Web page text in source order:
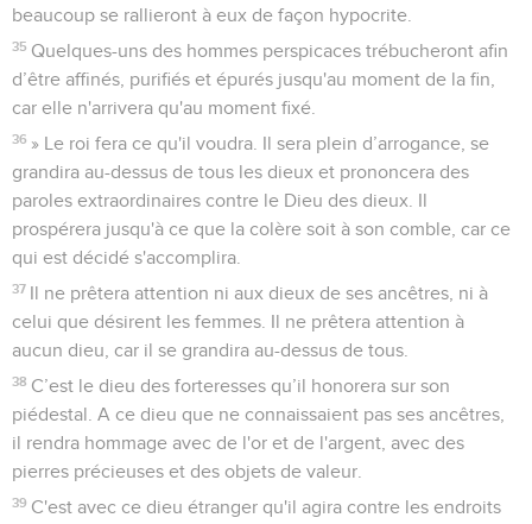
beaucoup se rallieront à eux de façon hypocrite.
35 Quelques-uns des hommes perspicaces trébucheront afin
d’être affinés, purifiés et épurés jusqu'au moment de la fin,
car elle n'arrivera qu'au moment fixé.
36 » Le roi fera ce qu'il voudra. Il sera plein d’arrogance, se
grandira au-dessus de tous les dieux et prononcera des
paroles extraordinaires contre le Dieu des dieux. Il
prospérera jusqu'à ce que la colère soit à son comble, car ce
qui est décidé s'accomplira.
37 Il ne prêtera attention ni aux dieux de ses ancêtres, ni à
celui que désirent les femmes. Il ne prêtera attention à
aucun dieu, car il se grandira au-dessus de tous.
38 C’est le dieu des forteresses qu’il honorera sur son
piédestal. A ce dieu que ne connaissaient pas ses ancêtres,
il rendra hommage avec de l'or et de l'argent, avec des
pierres précieuses et des objets de valeur.
39 C'est avec ce dieu étranger qu'il agira contre les endroits